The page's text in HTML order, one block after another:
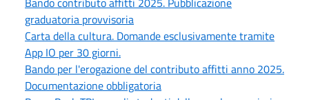
graduatoria provvisoria
Carta della cultura. Domande esclusivamente tramite
App IO per 30 giorni.
Bando per l'erogazione del contributo affitti anno 2025.
Documentazione obbligatoria